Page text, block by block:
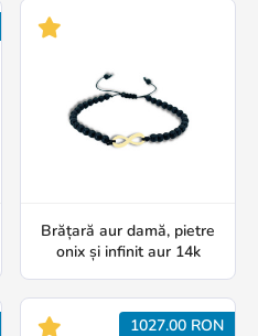
Brățară aur damă, pietre
onix și infinit aur 14k
1027.00 RON